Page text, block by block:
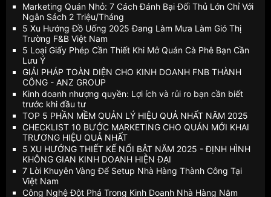
Marketing Quán Nhỏ: 7 Cách Đánh Bại Đối Thủ Lớn Chỉ Với
Ngân Sách 2 Triệu/Tháng
5 Xu Hướng Đồ Uống 2025 Đang Làm Mưa Làm Gió Thị
Trường F&B Việt Nam
5 Loại Giấy Phép Cần Thiết Khi Mở Quán Cà Phê Bạn Cần
Lưu Ý
GIẢI PHÁP TOÀN DIỆN CHO KINH DOANH FNB THÀNH
CÔNG - ANZ GROUP
Kinh doanh nhượng quyền: Lợi ích và rủi ro bạn cần biết
trước khi đầu tư
TOP 5 PHẦN MỀM QUẢN LÝ HIỆU QUẢ NHẤT NĂM 2025
CHECKLIST 10 BƯỚC MARKETING CHO QUÁN MỚI KHAI
TRƯƠNG HIỆU QUẢ NHẤT
5 XU HƯỚNG THIẾT KẾ NỔI BẬT NĂM 2025 - ĐỊNH HÌNH
KHÔNG GIAN KINH DOANH HIỆN ĐẠI
7 Lời Khuyên Vàng Để Setup Nhà Hàng Thành Công Tại
Việt Nam
Công Nghệ Đột Phá Trong Kinh Doanh Nhà Hàng Năm